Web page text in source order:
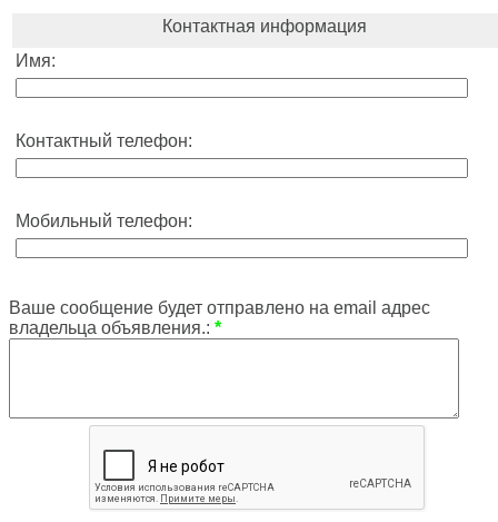
Контактная информация
Имя:
Контактный телефон:
Мобильный телефон:
Ваше сообщение будет отправлено на email адрес
владельца объявления.: *